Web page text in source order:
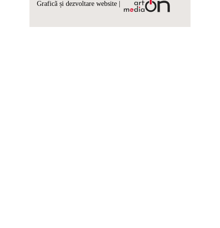
Graficã și dezvoltare website |